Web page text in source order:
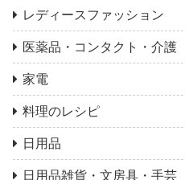
レディースファッション
医薬品・コンタクト・介護
家電
料理のレシピ
日用品
日用品雑貨・文房具・手芸